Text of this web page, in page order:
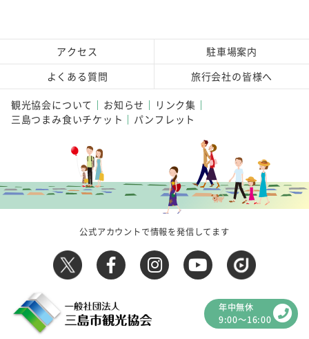
アクセス
駐車場案内
よくある質問
旅行会社の皆様へ
観光協会について お知らせ
リンク集
三島つまみ食いチケット
パンフレット
公式アカウントで情報を発信してます
年中無休
9:00～16:00